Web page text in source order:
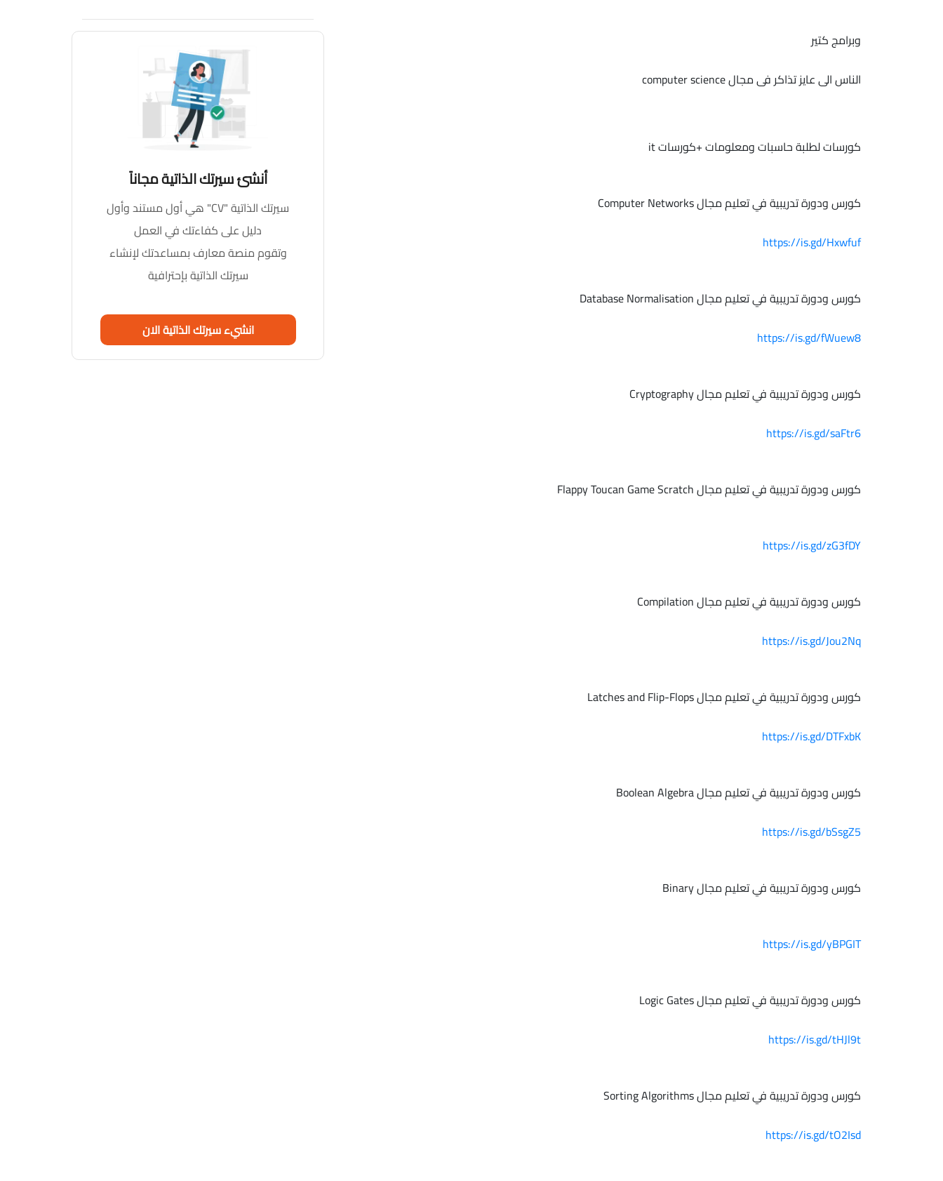
وبرامج كتير
الناس الى عايز تذاكر فى مجال computer science
كورسات لطلبة حاسبات ومعلومات +كورسات it
كورس ودورة تدريبية في تعليم مجال Computer Networks
https://is.gd/Hxwfuf
كورس ودورة تدريبية في تعليم مجال Database Normalisation
https://is.gd/fWuew8
كورس ودورة تدريبية في تعليم مجال Cryptography
https://is.gd/saFtr6
كورس ودورة تدريبية في تعليم مجال Flappy Toucan Game Scratch
https://is.gd/zG3fDY
كورس ودورة تدريبية في تعليم مجال Compilation
https://is.gd/Jou2Nq
كورس ودورة تدريبية في تعليم مجال Latches and Flip-Flops
https://is.gd/DTFxbK
كورس ودورة تدريبية في تعليم مجال Boolean Algebra
https://is.gd/bSsgZ5
كورس ودورة تدريبية في تعليم مجال Binary
https://is.gd/yBPGIT
كورس ودورة تدريبية في تعليم مجال Logic Gates
https://is.gd/tHJl9t
كورس ودورة تدريبية في تعليم مجال Sorting Algorithms
https://is.gd/tO2Isd
أنشئ سيرتك الذاتية مجاناً
سيرتك الذاتية "CV" هي أول مستند وأول
دليل على كفاءتك في العمل
وتقوم منصة معارف بمساعدتك لإنشاء
سيرتك الذاتية بإحترافية
انشيء سيرتك الذاتية الان